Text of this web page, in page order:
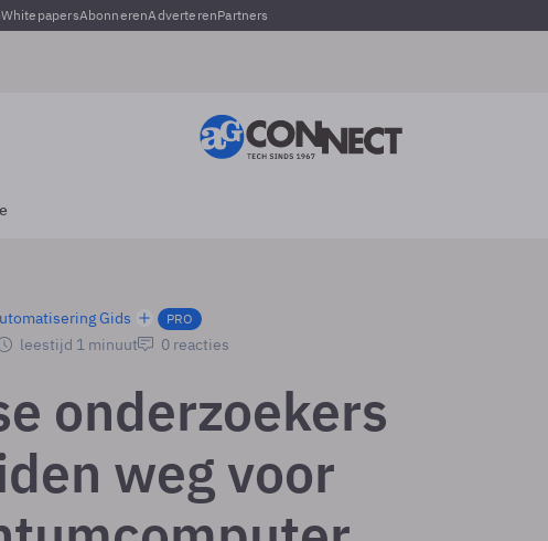
WhitepapersAbonnerenAdverterenPartners
Gids PRO
leestijd 1 minuut 0 reacties
onderzoekers
weg voor